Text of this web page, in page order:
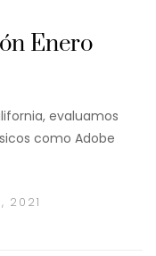
Enero
evaluamos
como Adobe
2021